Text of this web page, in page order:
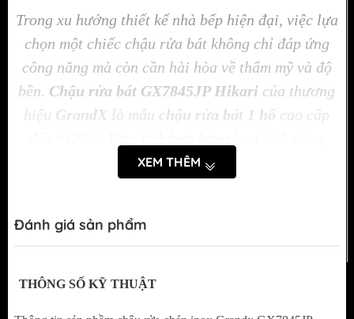
Trong xu hướng thiết kế nhà bếp hiện đại, việc lựa
chọn một chiếc chậu rửa bát không chỉ đáp ứng
công năng mà còn cần hài hòa về thẩm mỹ và độ
bền. Chậu rửa bát GX7845JP Hikari của thương
hiệu GrandX là mẫu chậu rửa bát 1 hố cao cấp
thông minh, chất lượng vượt trội và thiết kế đậm
XEM THÊM
Đánh giá sản phẩm
THÔNG SỐ KỸ THUẬT